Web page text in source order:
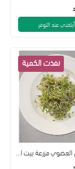
أبلغني عند التوفر